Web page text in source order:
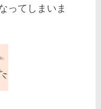
ってしまいま